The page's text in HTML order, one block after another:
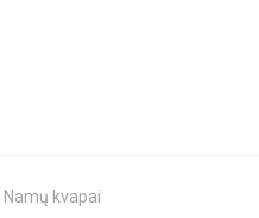
Namų kvapai